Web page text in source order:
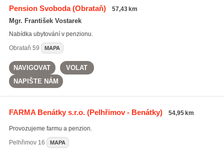
Pension Svoboda(Obrataň) 57,43 km
Mgr. František Vostarek
Nabídka ubytování v penzionu.
Obrataň 59 MAPA
NAVIGOVAT
VOLAT
NAPIŠTE NÁM
FARMA Benátky s.r.o.(Pelhřimov - Benátky) 54,95 km
Provozujeme farmu a penzion.
Pelhřimov16 MAPA